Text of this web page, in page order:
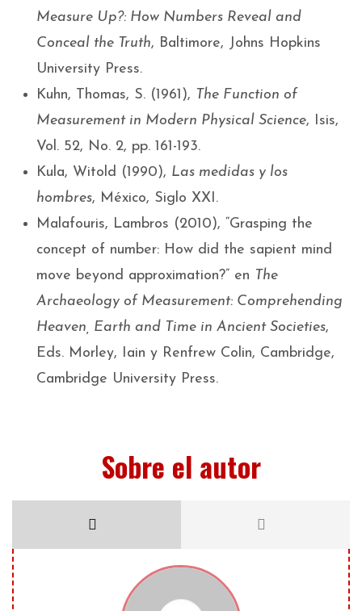
Measure Up?: How Numbers Reveal and
Conceal the Truth, Baltimore, Johns Hopkins
University Press.
Kuhn, Thomas, S. (1961), The Function of
Measurement in Modern Physical Science, Isis,
Vol. 52, No. 2, pp. 161-193.
Kula, Witold (1990), Las medidas y los
hombres, México, Siglo XXI.
Malafouris, Lambros (2010), “Grasping the
concept of number: How did the sapient mind
move beyond approximation?” en The
Archaeology of Measurement: Comprehending
Heaven, Earth and Time in Ancient Societies,
Eds. Morley, Iain y Renfrew Colin, Cambridge,
Cambridge University Press.
Sobre el autor